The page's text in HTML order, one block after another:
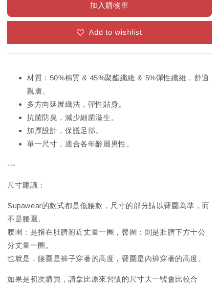
加入購物車
Add to wishlist
材質：50%棉質 & 45%聚酯纖維 & 5%彈性纖維，舒適
親膚。
多方向延展織法，彈性貼身。
抗菌防臭，減少細菌滋生。
加厚設計，保護足部。
單一尺寸，適合各年齡層男性。
---
尺寸建議：
Supawear的款式都是低腰款，尺寸的部分請以臀圍為準，而
不是腰圍。
腰圍：是指在肚臍附近丈量一圈，臀圍：則是肚臍下方十公
分丈量一圈。
也就是，腰圍是褲子穿著的高度，臀圍是內褲穿著的高度。
如果是初次購買，請拿比原來習慣的尺寸大一號會比較合